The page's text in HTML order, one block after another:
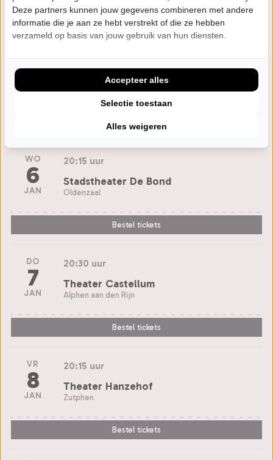
Bestel tickets
DI
1
20:00 uur
Theater 't Voorhuys
Emmeloord
Bestel tickets
WO
6
JAN
20:15 uur
Stadstheater De Bond
Oldenzaal
Bestel tickets
DO
7
JAN
20:30 uur
Theater Castellum
Alphen aan den Rijn
Bestel tickets
VR
8
JAN
20:15 uur
Theater Hanzehof
Zutphen
Bestel tickets
Deze partners kunnen jouw gegevens combineren met andere
informatie die je aan ze hebt verstrekt of die ze hebben
verzameld op basis van jouw gebruik van hun diensten.
Alles weigeren
Selectie toestaan
Accepteer alles